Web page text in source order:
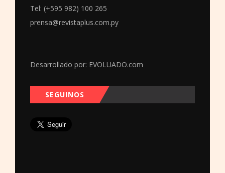
Tel: (+595 982) 100 265
prensa@revistaplus.com.py
Desarrollado por: EVOLUADO.com
SEGUINOS